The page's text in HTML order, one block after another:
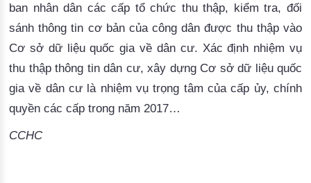
ban nhân dân các cấp tổ chức thu thập, kiểm tra, đối
sánh thông tin cơ bản của công dân được thu thập vào
Cơ sở dữ liệu quốc gia về dân cư. Xác định nhiệm vụ
thu thập thông tin dân cư, xây dựng Cơ sở dữ liệu quốc
gia về dân cư là nhiệm vụ trọng tâm của cấp ủy, chính
quyền các cấp trong năm 2017…
CCHC